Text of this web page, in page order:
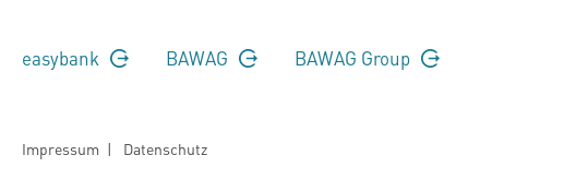
easybank BAWAG BAWAG Group
Impressum | Datenschutz